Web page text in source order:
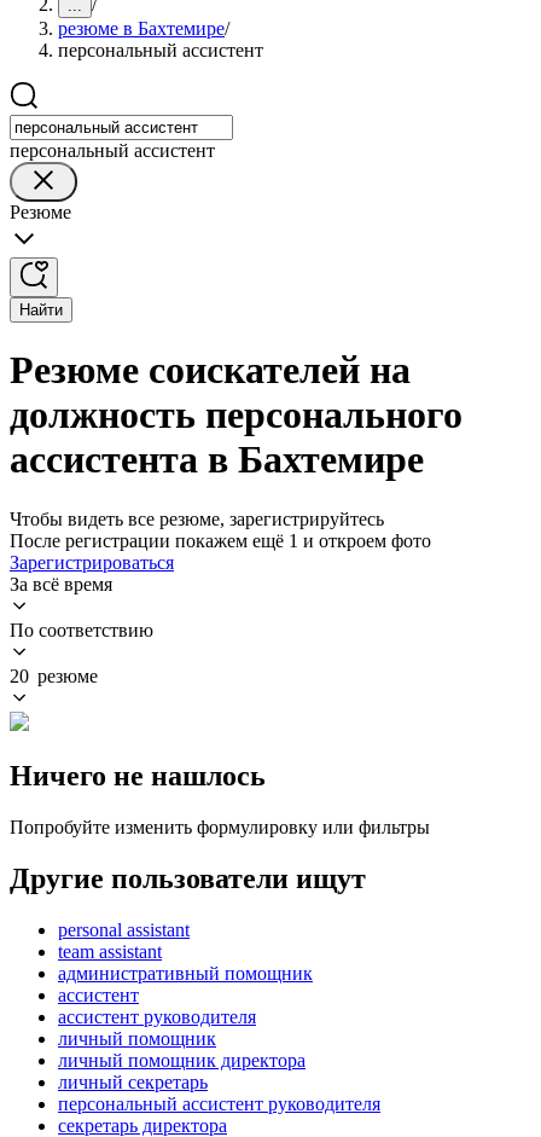
... /
резюме в Бахтемире/
персональный ассистент
персональный ассистент
Резюме
Найти
Резюме соискателей на
должность персонального
ассистента в Бахтемире
Чтобы видеть все резюме, зарегистрируйтесь
После регистрации покажем ещё 1 и откроем фото
Зарегистрироваться
За всё время
По соответствию
20 резюме
Ничего не нашлось
Попробуйте изменить формулировку или фильтры
Другие пользователи ищут
personal assistant
team assistant
административный помощник
ассистент
ассистент руководителя
личный помощник
личный помощник директора
личный секретарь
персональный ассистент руководителя
секретарь директора